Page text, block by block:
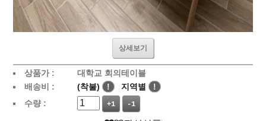
상세보기
상품가 :
대학교 회의테이블
배송비 :
(착불) ! 지역별
!
수량 :
+1 -1